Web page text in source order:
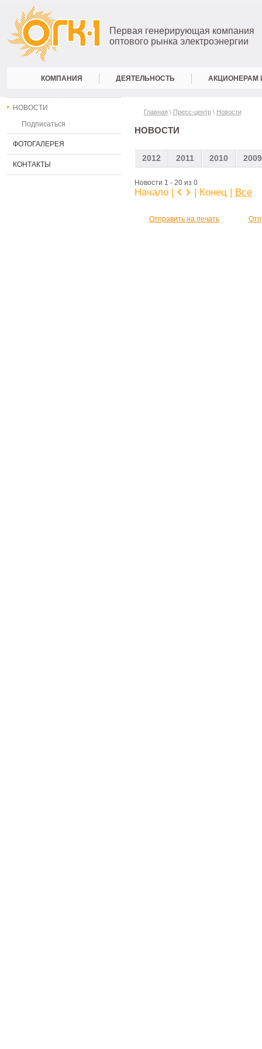
Первая генерирующая компания
оптового рынка электроэнергии
КОМПАНИЯ ДЕЯТЕЛЬНОСТЬ АКЦИОНЕРАМ
НОВОСТИ
Подписаться
ФОТОГАЛЕРЕЯ
КОНТАКТЫ
Главная \ Пресс-центр\ Новости
НОВОСТИ
2012 2011 2010 2009
Новости 1 - 20 из 0
Начало | | Конец | Все
Отправить на печать